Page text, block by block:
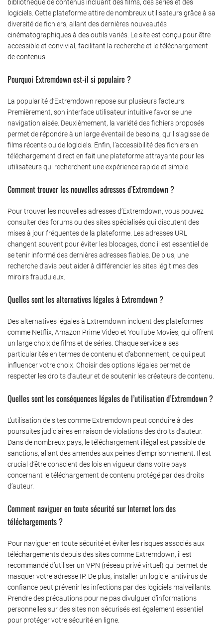
bibliothèque de contenus incluant des films, des séries et des
logiciels. Cette plateforme attire de nombreux utilisateurs grâce à sa
diversité de fichiers, allant des dernières nouveautés
cinématographiques à des outils variés. Le site est conçu pour être
accessible et convivial, facilitant la recherche et le téléchargement
de contenus.
Pourquoi Extremdown est-il si populaire ?
La popularité d’Extremdown repose sur plusieurs facteurs.
Premièrement, son interface utilisateur intuitive favorise une
navigation aisée. Deuxièmement, la variété des fichiers proposés
permet de répondre à un large éventail de besoins, qu’il s’agisse de
films récents ou de logiciels. Enfin, l’accessibilité des fichiers en
téléchargement direct en fait une plateforme attrayante pour les
utilisateurs qui recherchent une expérience rapide et simple.
Comment trouver les nouvelles adresses d’Extremdown ?
Pour trouver les nouvelles adresses d’Extremdown, vous pouvez
consulter des forums ou des sites spécialisés qui discutent des
mises à jour fréquentes de la plateforme. Les adresses URL
changent souvent pour éviter les blocages, donc il est essentiel de
se tenir informé des dernières adresses fiables. De plus, une
recherche d’avis peut aider à différencier les sites légitimes des
miroirs frauduleux.
Quelles sont les alternatives légales à Extremdown ?
Des alternatives légales à Extremdown incluent des plateformes
comme Netflix, Amazon Prime Video et YouTube Movies, qui offrent
un large choix de films et de séries. Chaque service a ses
particularités en termes de contenu et d’abonnement, ce qui peut
influencer votre choix. Choisir des options légales permet de
respecter les droits d’auteur et de soutenir les créateurs de contenu.
Quelles sont les conséquences légales de l’utilisation d’Extremdown ?
L’utilisation de sites comme Extremdown peut conduire à des
poursuites judiciaires en raison de violations des droits d’auteur.
Dans de nombreux pays, le téléchargement illégal est passible de
sanctions, allant des amendes aux peines d’emprisonnement. Il est
crucial d’être conscient des lois en vigueur dans votre pays
concernant le téléchargement de contenu protégé par des droits
d’auteur.
Comment naviguer en toute sécurité sur Internet lors des
téléchargements ?
Pour naviguer en toute sécurité et éviter les risques associés aux
téléchargements depuis des sites comme Extremdown, il est
recommandé d’utiliser un VPN (réseau privé virtuel) qui permet de
masquer votre adresse IP. De plus, installer un logiciel antivirus de
confiance peut prévenir les infections par des logiciels malveillants.
Prendre des précautions pour ne pas divulguer d’informations
personnelles sur des sites non sécurisés est également essentiel
pour protéger votre sécurité en ligne.